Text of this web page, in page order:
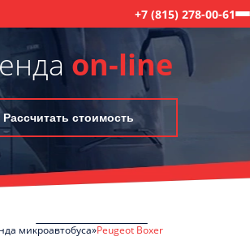
+7 (815) 278-00-61
on-line
Рассчитать стоимость
микроавтобуса Peugeot Boxer